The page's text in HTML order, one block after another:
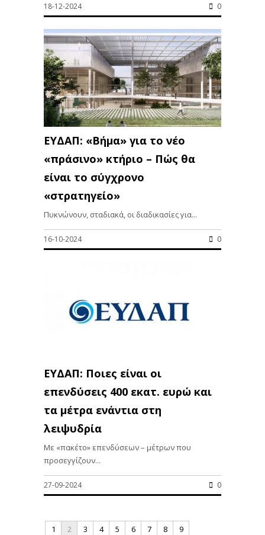
18-12-2024 0
ΕΥΔΑΠ: «Βήμα» για τo νέο
«πράσινο» κτήριο – Πώς θα
είναι το σύγχρονο
«στρατηγείο»
Πυκνώνουν, σταδιακά, οι διαδικασίες για...
16-10-2024 0
ΕΥΔΑΠ: Ποιες είναι οι
επενδύσεις 400 εκατ. ευρώ και
τα μέτρα ενάντια στη
λειψυδρία
Με «πακέτο» επενδύσεων – μέτρων που
προσεγγίζουν...
27-09-2024 0
1 2 3 4 5 6 7 8
9